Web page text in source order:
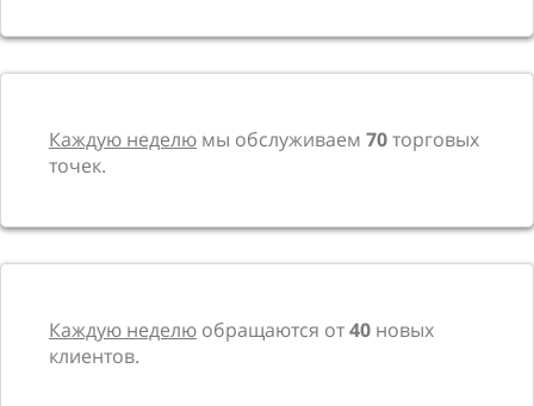
Каждую неделю мы обслуживаем 70торговых
точек.
Каждую неделю обращаются от40 новых
клиентов.